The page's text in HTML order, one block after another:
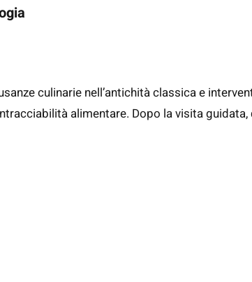
culinarie nell’antichità classica e
alimentare. Dopo la visita